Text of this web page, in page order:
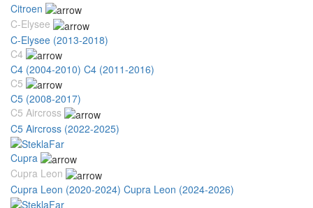
Citroen
C-Elysee
C-Elysee (2013-2018)
C4
C4 (2004-2010) C4 (2011-2016)
C5
C5 (2008-2017)
C5 Aircross
C5 Aircross (2022-2025)
Cupra
Cupra Leon
Cupra Leon (2020-2024) Cupra Leon (2024-2026)